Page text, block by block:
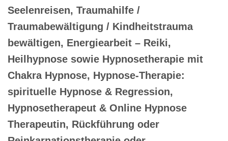
Seelenreisen, Traumahilfe /
Traumabewältigung / Kindheitstrauma
bewältigen, Energiearbeit – Reiki,
Heilhypnose sowie Hypnosetherapie mit
Chakra Hypnose, Hypnose-Therapie:
spirituelle Hypnose & Regression,
Hypnosetherapeut & Online Hypnose
Therapeutin, Rückführung oder